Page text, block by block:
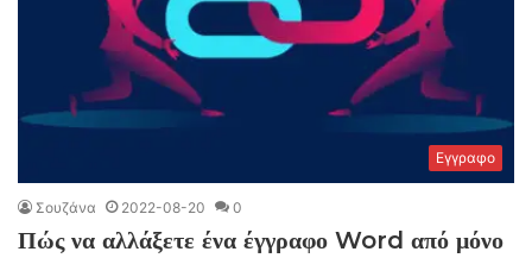
Εγγραφο
Σουζάνα 2022-08-20 0
Πώς να αλλάξετε ένα έγγραφο Word από μόνο